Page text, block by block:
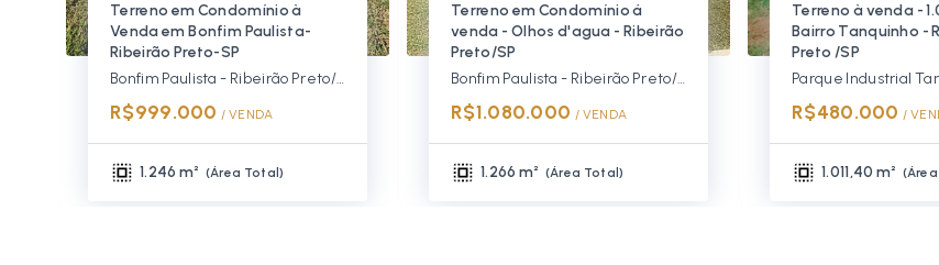
Terreno em Condomínio à
Venda em Bonfim Paulista-
Ribeirão Preto-SP
Bonfim Paulista - Ribeirão Preto/SP, Zona Sul
R$999.000 / VENDA
1.246 m² (Área Total)
Terreno em Condomínio á
venda - Olhos d'agua - Ribeirão
Preto/SP
Bonfim Paulista - Ribeirão Preto/SP, Zona Sul
R$1.080.000 / VENDA
1.266 m² (Área Total)
Terreno à venda -
Bairro Tanquinho -
Preto /SP
R$480.000 /
1.011,40 m² (